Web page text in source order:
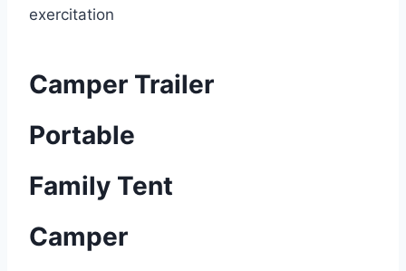
exercitation
Camper Trailer
Portable
Family Tent
Camper